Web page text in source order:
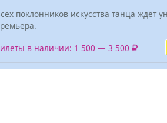
поклонников искусства танца ждёт
в наличии: 1 500 — 3 500